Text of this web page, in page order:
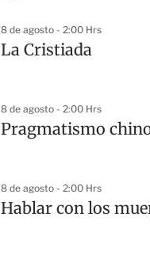
8 de agosto - 2:00 Hrs
La Cristiada
8 de agosto - 2:00 Hrs
Pragmatismo
8 de agosto - 2:00 Hrs
Hablar con los